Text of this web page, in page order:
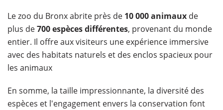
Le zoo du Bronx abrite près de 10 000 animaux de
plus de700 espèces différentes, provenant du monde
entier. Il offre aux visiteurs une expérience immersive
avec des habitats naturels et des enclos spacieux pour
les animaux
En somme, la taille impressionnante, la diversité des
espèces et l'engagement envers la conservation font